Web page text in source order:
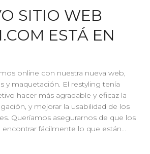
SITIO WEB
ESTÁ EN
online con nuestra nueva web,
y maquetación. El restyling tenía
hacer más agradable y eficaz la
y mejorar la usabilidad de los
Queríamos asegurarnos de que los
fácilmente lo que están...